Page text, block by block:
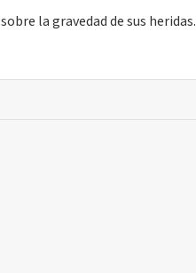
la gravedad de sus heridas.